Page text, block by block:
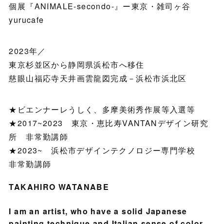
個展『ANIMALE-secondo-』ー東京・雑司ヶ谷
yurucafe
2023年／
東京杉並区から静岡県浜松市へ移住
慈眼山福応寺天井画雲龍図完成－浜松市浜北区
★ビエンナーレうしく、多摩美術秀作展等入選等
★2017~2023 東京・恵比寿VANTANデザイン研究
所 非常勤講師
★2023~ 浜松市デザインテクノロジー専門学校
非常勤講師
TAKAHIRO WATANABE
I am an artist, who have a solid Japanese